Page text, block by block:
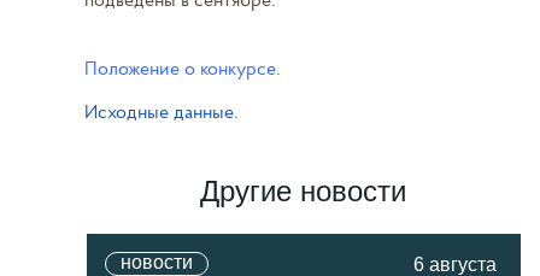
Положение о конкурсе.
Исходные данные.
Другие новости
новости 6 августа